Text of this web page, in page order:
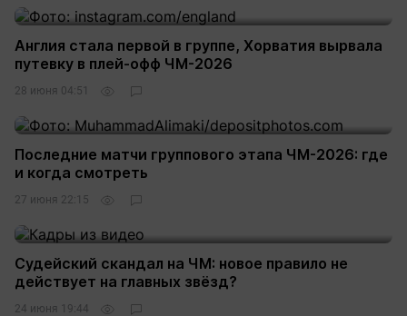
Англия стала первой в группе, Хорватия вырвала
путевку в плей-офф ЧМ-2026
28 июня 04:51
Последние матчи группового этапа ЧМ-2026: где
и когда смотреть
27 июня 22:15
Судейский скандал на ЧМ: новое правило не
действует на главных звёзд?
24 июня 19:44